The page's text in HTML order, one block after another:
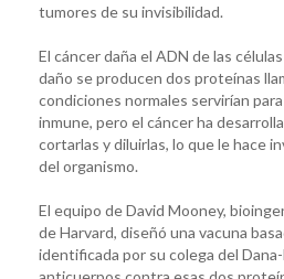
tumores de su invisibilidad.
El cáncer daña el ADN de las
daño se producen dos proteínas
condiciones normales servirían
inmune, pero el cáncer ha
cortarlas y diluirlas, lo que le hace
del organismo.
El equipo de David Mooney,
de Harvard, diseñó una vacuna
identificada por su colega del